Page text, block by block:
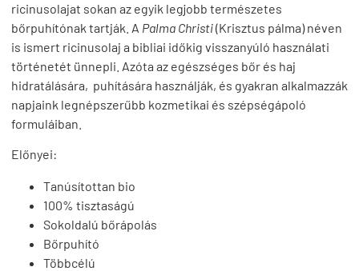
ricinusolajat sokan az egyik legjobb természetes
bőrpuhítónak tartják. A Palma Christi(Krisztus pálma) néven
is ismert ricinusolaj a bibliai időkig visszanyúló használati
történetét ünnepli. Azóta az egészséges bőr és haj
hidratálására, puhítására használják, és gyakran alkalmazzák
napjaink legnépszerűbb kozmetikai és szépségápoló
formuláiban.
Előnyei:
Tanúsítottan bio
100% tisztaságú
Sokoldalú bőrápolás
Bőrpuhító
Többcélú